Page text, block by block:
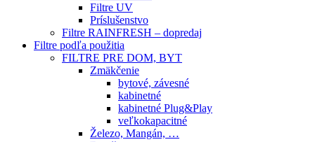
Filtre UV
Príslušenstvo
Filtre RAINFRESH – dopredaj
Filtre podľa použitia
FILTRE PRE DOM, BYT
Zmäkčenie
bytové, závesné
kabinetné
kabinetné Plug&Play
veľkokapacitné
Železo, Mangán, …